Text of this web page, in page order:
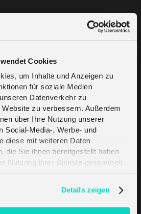
Cookies
um Inhalte und Anzeigen zu
für soziale Medien
Datenverkehr zu
zu verbessern. Außerdem
über Ihre Nutzung unserer
Social-Media-, Werbe- und
diese mit weiteren Daten
die Sie ihnen bereitgestellt haben
Nutzung ihrer Dienste gesammelt
Details zeigen
landesweites LoRaWAN-Netz in
auf Malta, welches Unternehmen
bietet.
wir individuelle Installationen von
in anderen Regionen und
sich stetig erweiterndes Partner-
es uns, die ideale Lösung für
Ihres Unternehmens
Branche anzubieten.
Malta